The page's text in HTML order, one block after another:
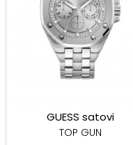
GUESS satovi
TOP GUN